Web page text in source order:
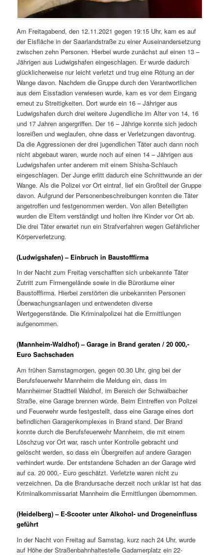
Am Freitagabend, den 12.11.2021 gegen 19:15 Uhr, kam es auf
der Eisfläche in der Saarlandstraße zu einer Auseinandersetzung
zwischen zehn Personen. Hierbei wurde zunächst auf einen 13 –
Jährigen aus Ludwigshafen eingeschlagen. Er wurde dadurch
glücklicherweise nur leicht verletzt und trug eine Rötung an der
Wange davon. Nachdem die Gruppe durch den Verantwortlichen
aus dem Eisstadion verwiesen wurde, kam es vor dem Eingang
erneut zu Streitigkeiten. Dort wurde ein 16 – Jähriger aus
Ludwigshafen durch drei weitere Jugendliche im Alter von 14, 16
und 17 Jahren angergriffen. Der 16 – Jährige konnte sich jedoch
losreißen und weglaufen, ohne dass er Verletzungen davontrug.
Da die Aggressionen der drei jugendlichen Täter auch dann noch
nicht abgebaut waren, wurde noch auf einen 14 – Jährigen aus
Ludwigshafen unter anderem mit einem Shisha-Schlauch
eingeschlagen. Der Junge erlitt dadurch eine Schnittwunde an der
Wange. Als die Polizei vor Ort eintraf, lief ein Großteil der Gruppe
davon. Aufgrund der Personenbeschreibungen konnten die Täter
angetroffen und festgenommen werden. Von allen Beteiligten
wurden die Eltern verständigt und holten ihre Kinder vor Ort ab.
Die drei Täter erwartet nun ein Strafverfahren wegen Gefährlicher
Körperverletzung.
(Ludwigshafen) – Einbruch in Baustofffirma
In der Nacht zum Freitag verschafften sich unbekannte Täter
Zutritt zum Firmengelände sowie in die Büroräume einer
Baustofffirma. Hierbei zerstörten die unbekannten Personen
Überwachungsanlagen und entwendeten diverse
Wertgegenstände. Die Kriminalpolizei hat die Ermittlungen
aufgenommen.
(Mannheim-Waldhof) – Garage in Brand geraten / 20 000,-
Euro Sachschaden
Am frühen Samstagmorgen, gegen 00.30 Uhr, ging bei der
Berufsfeuerwehr Mannheim die Meldung ein, dass im
Mannheimer Stadtteil Waldhof, im Bereich der Schwalbacher
Straße, eine Garage brennen würde. Beim Eintreffen von Polizei
und Feuerwehr wurde festgestellt, dass eine Garage eines dort
befindlichen Garagenkomplexes in Brand stand. Der Brand
konnte durch die Berufsfeuerwehr Mannheim, die mit einem
Löschzug vor Ort war, rasch unter Kontrolle gebracht und
gelöscht werden, so dass ein Übergreifen auf andere Garagen
verhindert wurde. Der entstandene Schaden an der Garage wird
auf ca. 20 000,- Euro geschätzt. Verletzte waren nicht zu
verzeichnen. Da die Brandursache derzeit noch unklar ist hat das
Kriminalkommissariat Mannheim die Ermittlungen übernommen.
(Heidelberg) – E-Scooter unter Alkohol- und Drogeneinfluss
geführt
In der Nacht von Freitag auf Samstag, kurz nach 24 Uhr, wurde
auf Höhe der Straßenbahnhaltestelle Gadamerplatz ein 22-